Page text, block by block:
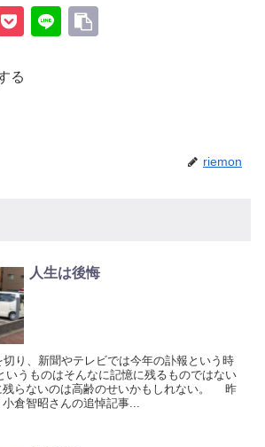
る
riemon
人生は後悔
り、新聞やテレビでは今年の訃報という時
うものはそんなに記憶に残るものではない
残らないのは高齢のせいかもしれない。 昨
倉智昭さんの追悼記事...